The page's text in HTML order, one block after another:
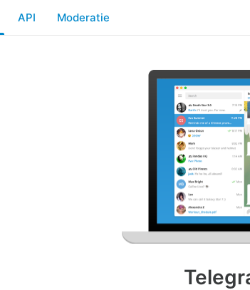
API Moderatie